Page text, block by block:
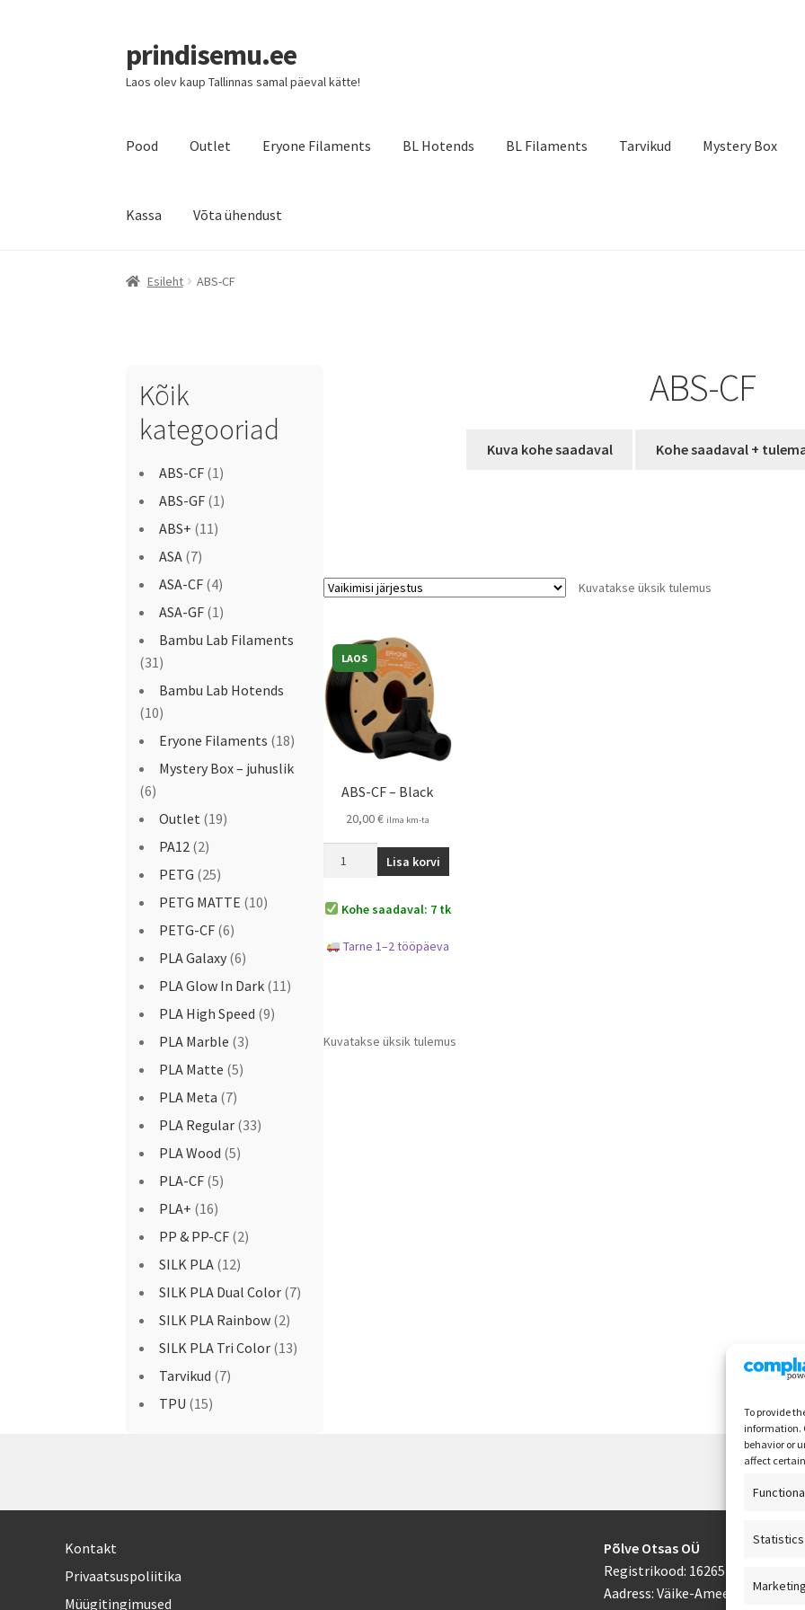
To provide
information.
behavior or
affect
Statistics
Marketing
prindisemu.ee
Laos olev kaup Tallinnas samal päeval kätte!
Pood Outlet Eryone Filaments BL Hotends BL Filaments Tarvikud Mystery Box
Kassa Võta ühendust
Esileht ABS-CF
Kõik
kategooriad
ABS-CF (1)
ABS-GF (1)
ABS+ (11)
ASA (7)
ASA-CF (4)
ASA-GF (1)
Bambu Lab Filaments
(31)
Bambu Lab Hotends
(10)
Eryone Filaments (18)
Mystery Box – juhuslik
(6)
Outlet (19)
PA12 (2)
PETG (25)
PETG MATTE (10)
PETG-CF (6)
PLA Galaxy (6)
PLA Glow In Dark (11)
PLA High Speed (9)
PLA Marble (3)
PLA Matte (5)
PLA Meta (7)
PLA Regular (33)
PLA Wood (5)
PLA-CF (5)
PLA+ (16)
PP & PP-CF (2)
SILK PLA (12)
SILK PLA Dual Color (7)
SILK PLA Rainbow (2)
SILK PLA Tri Color (13)
Tarvikud (7)
TPU (15)
ABS-CF
Kuva kohe saadaval Kohe saadaval +
Kuvatakse üksik tulemus
LAOS
ABS-CF – Black
20,00€ ilma km-ta
Lisa korvi
Kohe saadaval: 7 tk
Tarne 1–2 tööpäeva
Kuvatakse üksik tulemus
Kontakt
Privaatsuspoliitika
Müügitingimused
Põlve Otsas OÜ
Registrikood: 16265433
Aadress: Väike-Ameerika 3-16,